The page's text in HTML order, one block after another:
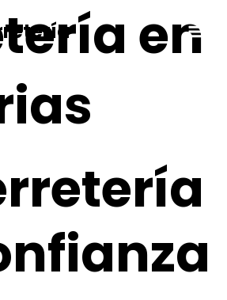
Main
en